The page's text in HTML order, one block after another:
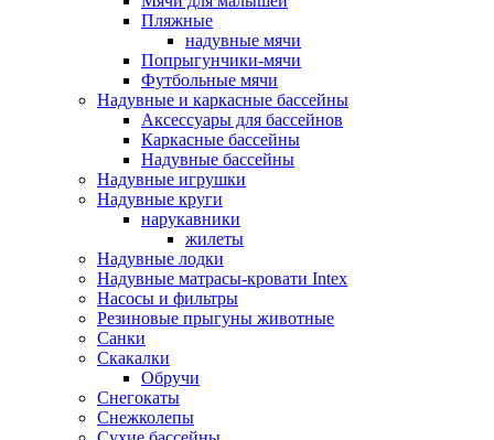
Пляжные
надувные мячи
Попрыгунчики-мячи
Футбольные мячи
Надувные и каркасные бассейны
Аксессуары для бассейнов
Каркасные бассейны
Надувные бассейны
Надувные игрушки
Надувные круги
нарукавники
жилеты
Надувные лодки
Надувные матрасы-кровати Intex
Насосы и фильтры
Резиновые прыгуны животные
Санки
Скакалки
Обручи
Снегокаты
Снежколепы